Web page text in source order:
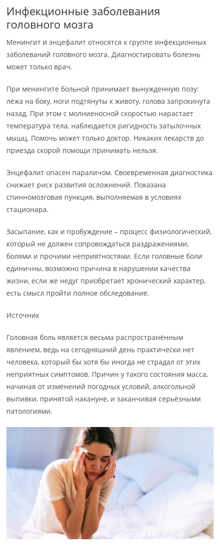
Инфекционные заболевания
головного мозга
Менингит и энцефалит относятся к группе инфекционных
заболеваний головного мозга. Диагностировать болезнь
может только врач.
При менингите больной принимает вынужденную позу:
лёжа на боку, ноги подтянуты к животу, голова запрокинута
назад. При этом с молниеносной скоростью нарастает
температура тела, наблюдается ригидность затылочных
мышц. Помочь может только доктор. Никаких лекарств до
приезда скорой помощи принимать нельзя.
Энцефалит опасен параличом. Своевременная диагностика
снижает риск развития осложнений. Показана
спинномозговая пункция, выполняемая в условиях
стационара.
Засыпание, как и пробуждение – процесс физиологический,
который не должен сопровождаться раздражениями,
болями и прочими неприятностями. Если головные боли
единичны, возможно причина в нарушении качества
жизни, если же недуг приобретает хронический характер,
есть смысл пройти полное обследование.
Источник
Головная боль является весьма распространённым
явлением, ведь на сегодняшний день практически нет
человека, который бы хотя бы иногда не страдал от этих
неприятных симптомов. Причин у такого состояния масса,
начиная от изменений погодных условий, алкогольной
выпивки, принятой накануне, и заканчивая серьёзными
патологиями.